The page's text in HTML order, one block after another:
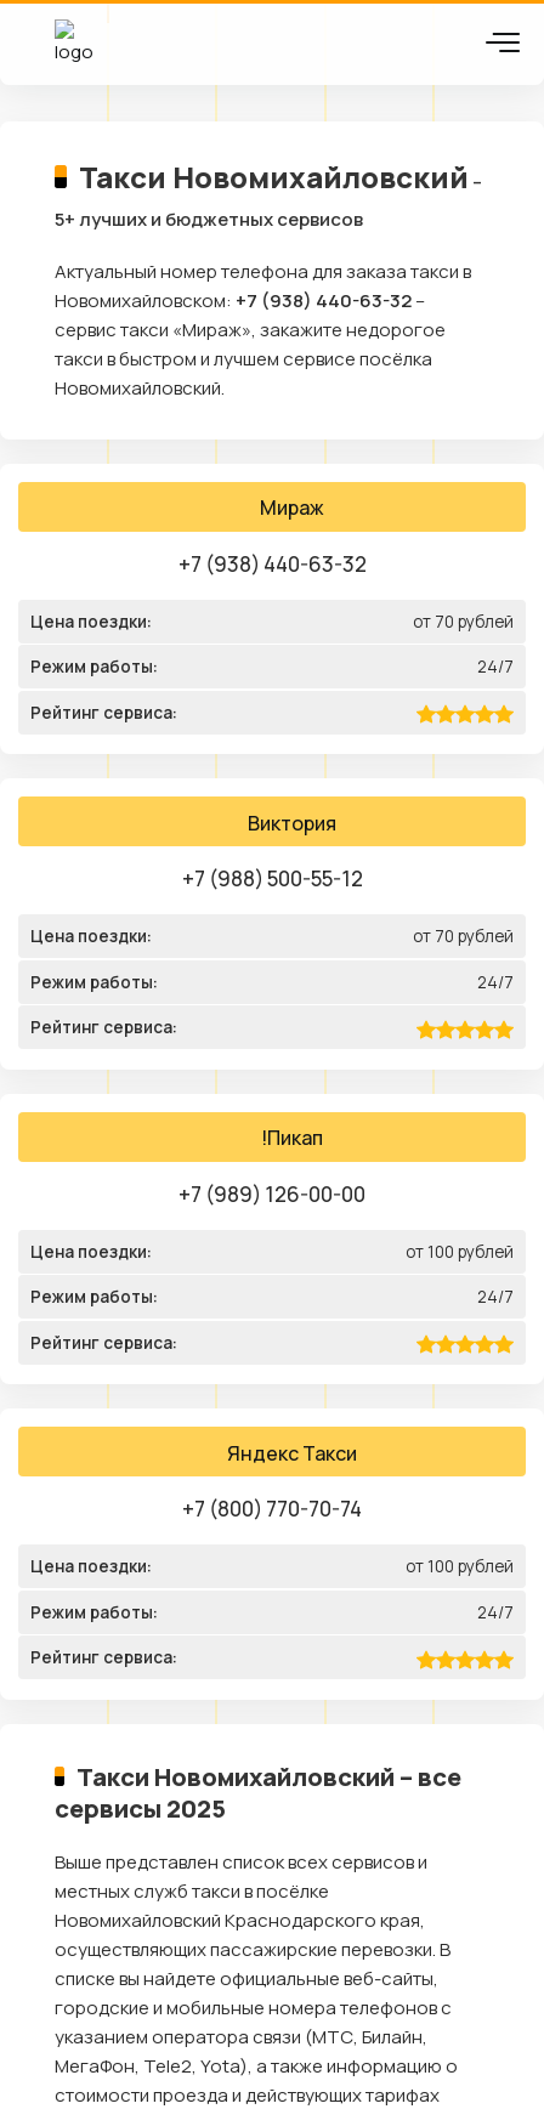
Такси Новомихайловский –
5+ лучших и бюджетных сервисов
Актуальный номер телефона для заказа такси в
Новомихайловском: +7 (938) 440-63-32–
сервис такси «Мираж», закажите недорогое
такси в быстром и лучшем сервисе посёлка
Новомихайловский.
Мираж
+7 (938) 440-63-32
Цена поездки: от 70 рублей
Режим работы: 24/7
Рейтинг сервиса:
Виктория
+7 (988) 500-55-12
Цена поездки: от 70 рублей
Режим работы: 24/7
Рейтинг сервиса:
!Пикап
+7 (989) 126-00-00
Цена поездки: от 100 рублей
Режим работы: 24/7
Рейтинг сервиса:
Яндекс Такси
+7 (800) 770-70-74
Цена поездки: от 100 рублей
Режим работы: 24/7
Рейтинг сервиса:
Такси Новомихайловский – все
сервисы 2025
Выше представлен список всех сервисов и
местных служб такси в посёлке
Новомихайловский Краснодарского края,
осуществляющих пассажирские перевозки. В
списке вы найдете официальные веб-сайты,
городские и мобильные номера телефонов с
указанием оператора связи (МТС, Билайн,
МегаФон, Tele2, Yota), а также информацию о
стоимости проезда и действующих тарифах